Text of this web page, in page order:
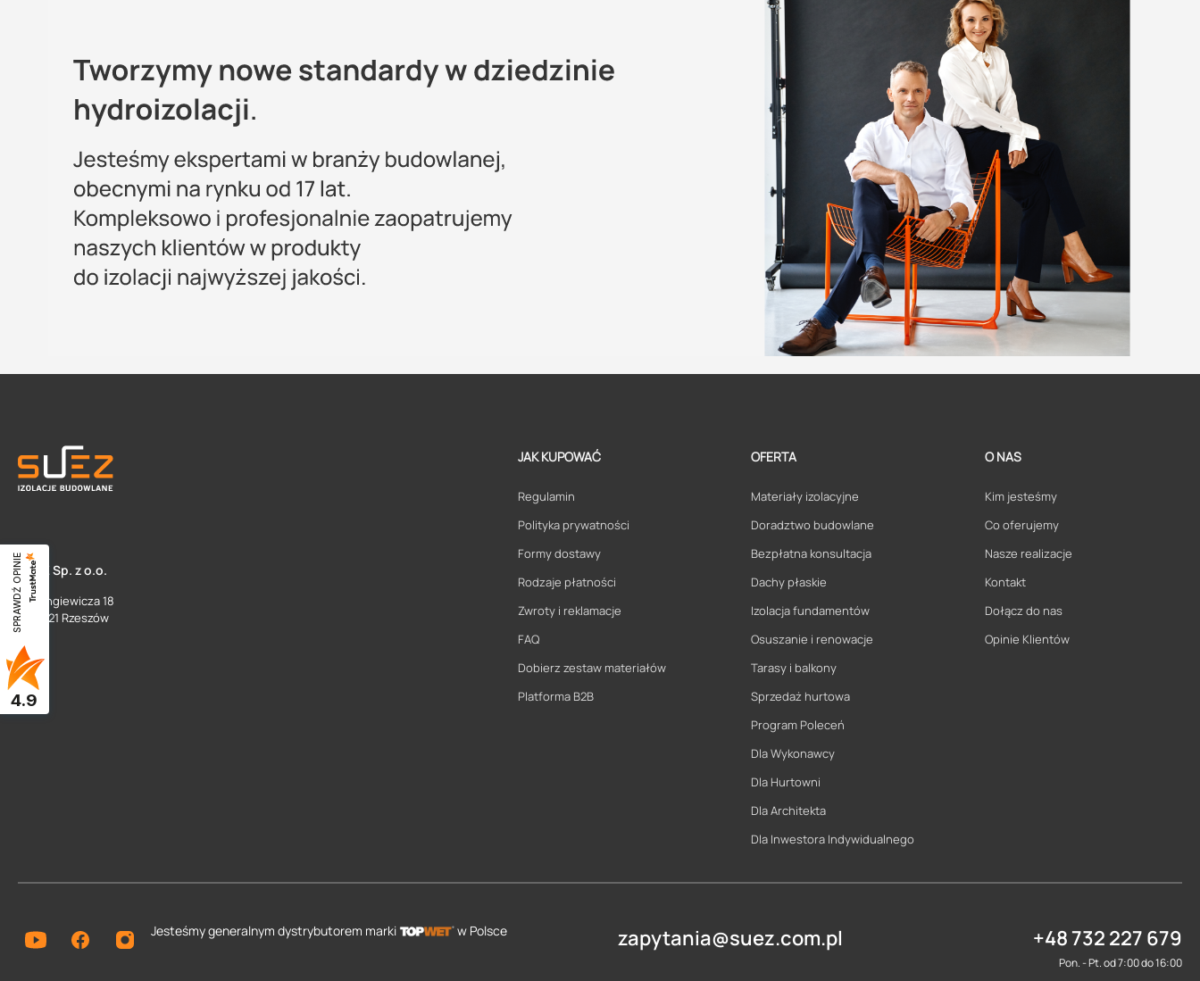
SUEZ Sp. z o.o.
ul. Langiewicza 18
35 - 021 Rzeszów
JAK KUPOWAĆ
Regulamin
Polityka prywatności
Formy dostawy
Rodzaje płatności
Zwroty i reklamacje
FAQ
Dobierz zestaw materiałów
Platforma B2B
OFERTA
Materiały izolacyjne
Doradztwo budowlane
Bezpłatna konsultacja
Dachy płaskie
Izolacja fundamentów
Osuszanie i renowacje
Tarasy i balkony
Sprzedaż hurtowa
Program Poleceń
Dla Wykonawcy
Dla Hurtowni
Dla Architekta
Dla Inwestora Indywidualnego
O NAS
Kim jesteśmy
Co oferujemy
Nasze realizacje
Kontakt
Dołącz do nas
Opinie Klientów
Jesteśmy generalnym dystrybutorem marki w Polsce zapytania@suez.com.pl +48 732 227 679
Pon. - Pt. od 7:00 do 16:00
SPRAWDŹ OPINIE
4.9